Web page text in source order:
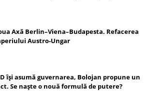
Axă Berlin–Viena–Budapesta. Refacerea
Austro-Ungar
își asumă guvernarea, Bolojan propune un
Se naște o nouă formulă de putere?